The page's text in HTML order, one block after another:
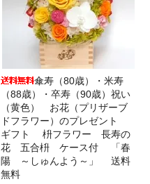
傘寿（80歳）・米寿
（88歳）・卒寿（90歳）祝い
（黄色） お花（プリザーブ
ドフラワー）のプレゼント
ギフト 枡フラワー 長寿の
花 五合枡 ケース付 「春
陽 ～しゅんよう～」 送料
無料